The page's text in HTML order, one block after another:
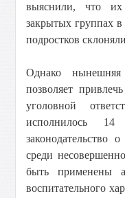
выяснили, что их
закрытых группах
подростков
Однако нынешняя
позволяет
уголовной
исполнилось
законодательство
среди
быть применены
воспитательного